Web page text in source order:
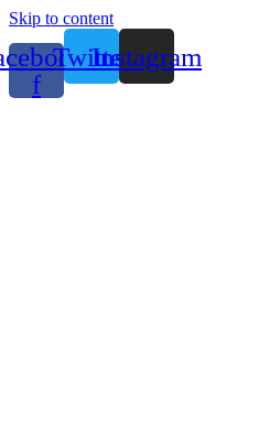
Skip to content
f
TwitterInstagram